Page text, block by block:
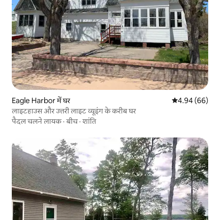
Eagle Harbor में घर औसत रेटिंग 5 में
4.94 (66)
लाइटहाउस और उत्तरी लाइट व्यूइंग के करीब घर
पैदल चलने लायक·बीच·शांति